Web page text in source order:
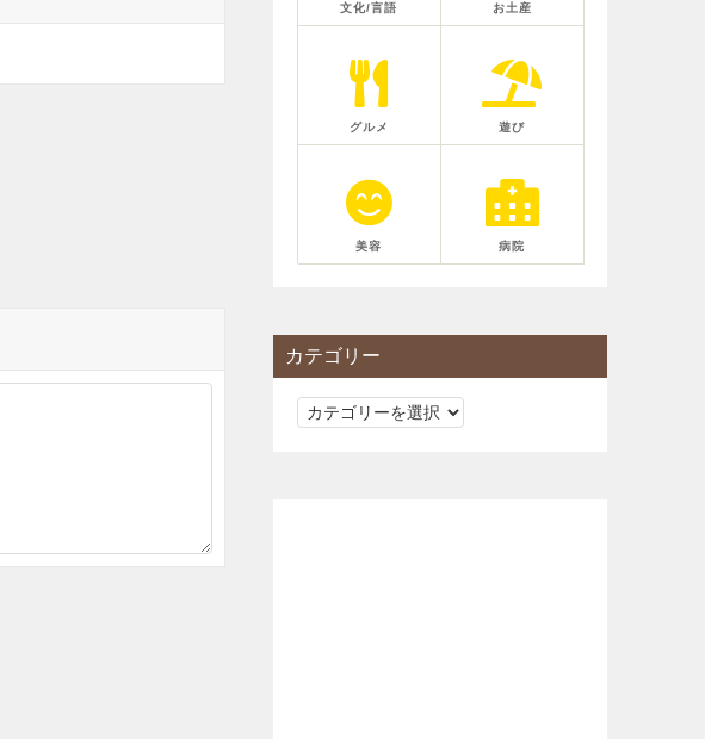
文化/言語 お土産
グルメ 遊び
美容 病院
カテゴリー
カ